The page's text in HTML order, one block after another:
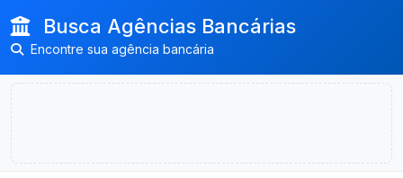
Busca Agências Bancárias
Encontre sua agência bancária